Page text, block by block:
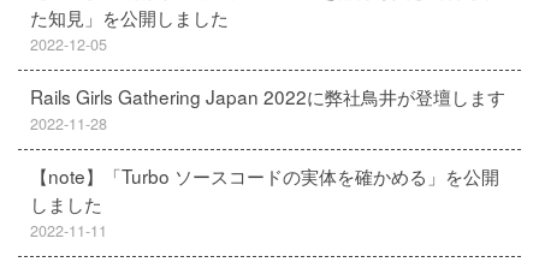
た知見」を公開しました
2022-12-05
Rails Girls Gathering Japan 2022に弊社鳥井が登壇します
2022-11-28
【note】「Turbo ソースコードの実体を確かめる」を公開
しました
2022-11-11